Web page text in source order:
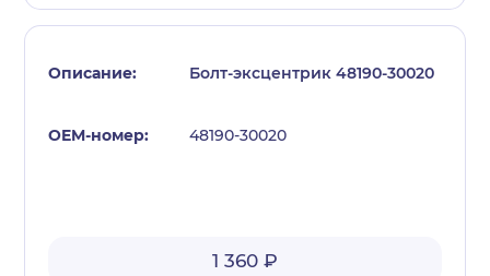
Болт-эксцентрик 48190-30020
48190-30020
1 360 ₽